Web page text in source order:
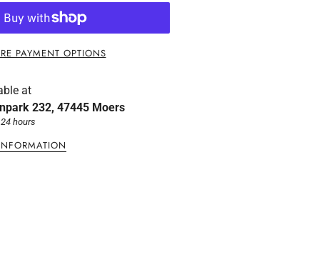
PAYMENT OPTIONS
at
232, 47445 Moers
hours